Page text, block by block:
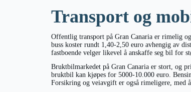
Transport og
Offentlig transport på Gran Canaria er rimelig
buss koster rundt 1,40-2,50 euro avhengig av
fastboende velger likevel å anskaffe seg bil for
Bruktbilmarkedet på Gran Canaria er stort, og
bruktbil kan kjøpes for 5000-10.000 euro.
Forsikring og veiavgift er også rimeligere, med